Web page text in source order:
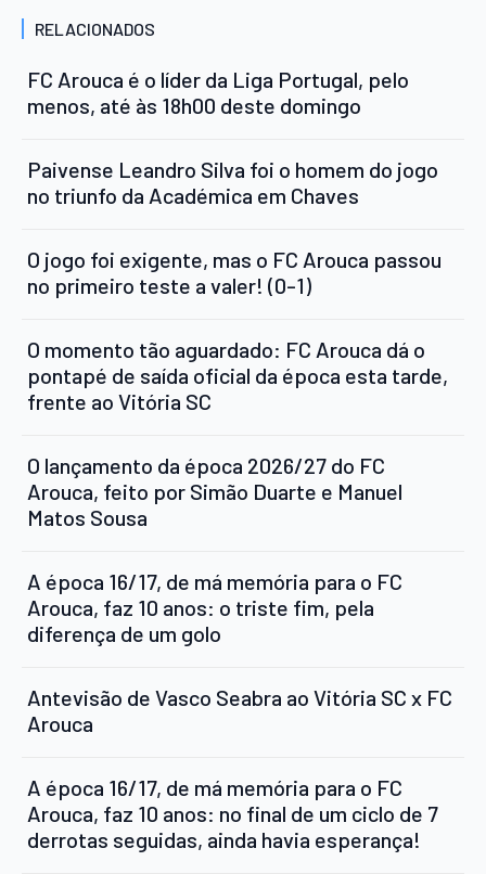
RELACIONADOS
FC Arouca é o líder da Liga Portugal, pelo
menos, até às 18h00 deste domingo
Paivense Leandro Silva foi o homem do jogo
no triunfo da Académica em Chaves
O jogo foi exigente, mas o FC Arouca passou
no primeiro teste a valer! (0-1)
O momento tão aguardado: FC Arouca dá o
pontapé de saída oficial da época esta tarde,
frente ao Vitória SC
O lançamento da época 2026/27 do FC
Arouca, feito por Simão Duarte e Manuel
Matos Sousa
A época 16/17, de má memória para o FC
Arouca, faz 10 anos: o triste fim, pela
diferença de um golo
Antevisão de Vasco Seabra ao Vitória SC x FC
Arouca
A época 16/17, de má memória para o FC
Arouca, faz 10 anos: no final de um ciclo de 7
derrotas seguidas, ainda havia esperança!